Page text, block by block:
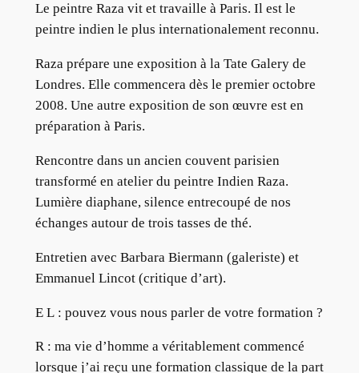
Le peintre Raza vit et travaille à Paris. Il est le
peintre indien le plus internationalement reconnu.
Raza prépare une exposition à la Tate Galery de
Londres. Elle commencera dès le premier octobre
2008. Une autre exposition de son œuvre est en
préparation à Paris.
Rencontre dans un ancien couvent parisien
transformé en atelier du peintre Indien Raza.
Lumière diaphane, silence entrecoupé de nos
échanges autour de trois tasses de thé.
Entretien avec Barbara Biermann (galeriste) et
Emmanuel Lincot (critique d’art).
E L : pouvez vous nous parler de votre formation ?
R : ma vie d’homme a véritablement commencé
lorsque j’ai reçu une formation classique de la part